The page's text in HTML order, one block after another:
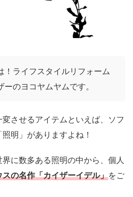
！ライフスタイルリフォーム
ーのヨコヤムヤムです。
させるアイテムといえば、ソフ
明」がありますよね！
に数多ある照明の中から、個人
スの名作「カイザーイデル」をご